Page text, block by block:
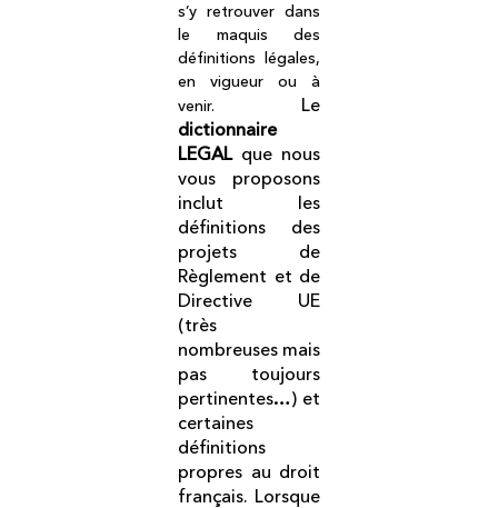
s’y retrouver dans
le maquis des
définitions légales,
en vigueur ou à
venir. Le
dictionnaire
LEGAL que nous
vous proposons
inclut les
définitions des
projets de
Règlement et de
Directive UE
(très
nombreuses mais
pas toujours
pertinentes…) et
certaines
définitions
propres au droit
français. Lorsque